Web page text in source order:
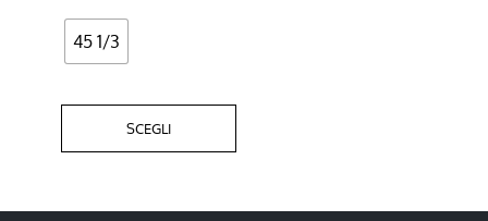
45 1/3
SCEGLI
del
prodotto